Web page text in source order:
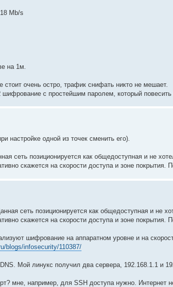
Mb/s
на 1м.
стоит очень остро, трафик снифать никто не мешает.
с простейшим паролем, который повесить
настройке одной из точек сменить его).
сеть позиционируется как общедоступная и не
скажется на скорости доступа и зоне покрытия.
сеть позиционируется как общедоступная и не
скажется на скорости доступа и зоне покрытия.
шифрование на аппаратном уровне и на
blogs/infosecurity/110387/
Мой линукс получил два сервера, 192.168.1.1 и
мне, например, для SSH доступа нужно. Интернет